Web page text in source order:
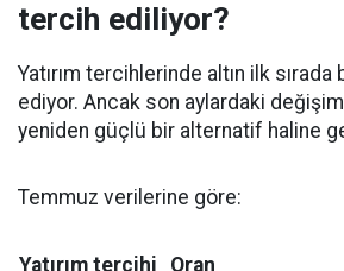
tercih ediliyor?
Yatırım tercihlerinde altın ilk
ediyor. Ancak son aylardaki
yeniden güçlü bir alternatif haline
Temmuz verilerine göre:
Yatırım tercihi
Oran